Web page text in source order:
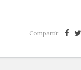
Compartir: